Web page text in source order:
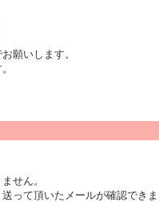
願いします。
せん。
って頂いたメールが確認できま